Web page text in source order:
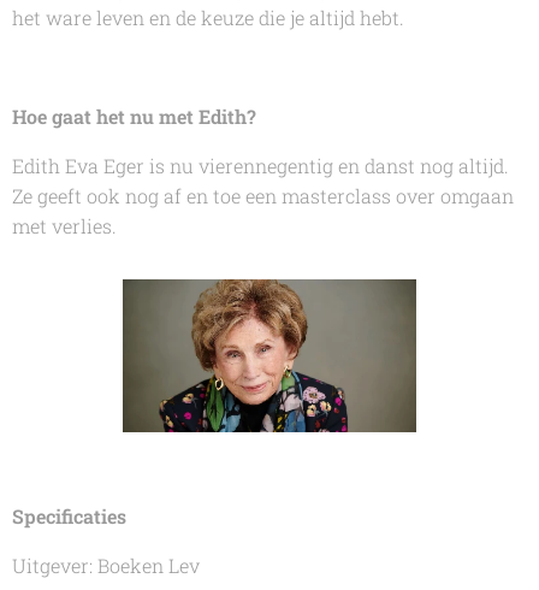
het ware leven en de keuze die je altijd hebt.
Hoe gaat het nu met Edith?
Edith Eva Eger is nu vierennegentig en danst nog altijd.
Ze geeft ook nog af en toe een masterclass over omgaan
met verlies.
Specificaties
Uitgever: Boeken Lev